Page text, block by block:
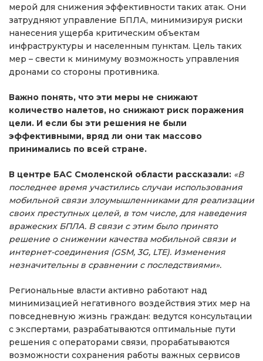
мерой для снижения эффективности таких атак. Они
затрудняют управление БПЛА, минимизируя риски
нанесения ущерба критическим объектам
инфраструктуры и населенным пунктам. Цель таких
мер – свести к минимуму возможность управления
дронами со стороны противника.
Важно понять, что эти меры не снижают
количество налетов, но снижают риск поражения
цели. И если бы эти решения не были
эффективными, вряд ли они так массово
принимались по всей стране.
В центре БАС Смоленской области рассказали: «В
последнее время участились случаи использования
мобильной связи злоумышленниками для реализации
своих преступных целей, в том числе, для наведения
вражеских БПЛА. В связи с этим было принято
решение о снижении качества мобильной связи и
интернет-соединения (GSM, 3G, LTE). Изменения
незначительны в сравнении с последствиями».
Региональные власти активно работают над
минимизацией негативного воздействия этих мер на
повседневную жизнь граждан: ведутся консультации
с экспертами, разрабатываются оптимальные пути
решения с операторами связи, прорабатываются
возможности сохранения работы важных сервисов